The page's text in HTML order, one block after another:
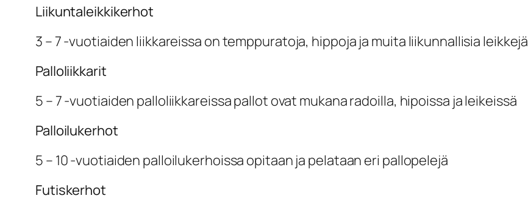
Liikuntaleikkikerhot
3 – 7 -vuotiaiden liikkareissa on temppuratoja, hippoja ja muita liikunnallisia leikkejä
Palloliikkarit
5 – 7 -vuotiaiden palloliikkareissa pallot ovat mukana radoilla, hipoissa ja leikeissä
Palloilukerhot
5 – 10 -vuotiaiden palloilukerhoissa opitaan ja pelataan eri pallopelejä
Futiskerhot